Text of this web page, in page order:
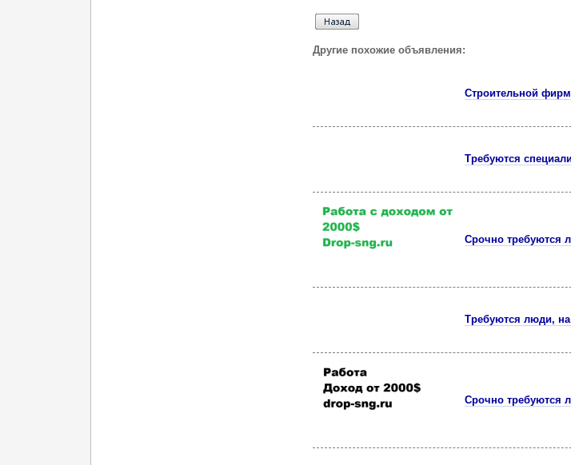
Другие похожие объявления:
Строительной
Требуются
Срочно требуются
Требуются люди,
Срочно требуются